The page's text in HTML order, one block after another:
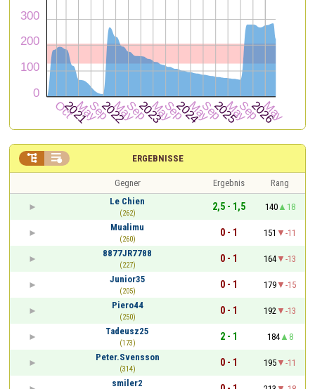
ERGEBNISSE
 
Gegner Ergebnis
Rang
Le Chien
(262)
2,5 - 1,5 140
18
Mualimu
(260)
0 - 1 151
-11
8877JR7788
(227)
0 - 1 164
-13
Junior35
(205)
0 - 1 179
-15
Piero44
(250)
0 - 1 192
-13
Tadeusz25
(173)
2 - 1 184
8
Peter.Svensson
(314)
0 - 1 195
-11
smiler2